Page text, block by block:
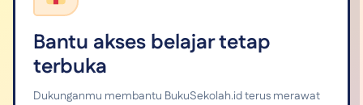
Bantu akses belajar tetap
terbuka
Dukunganmu membantu BukuSekolah.id terus merawat